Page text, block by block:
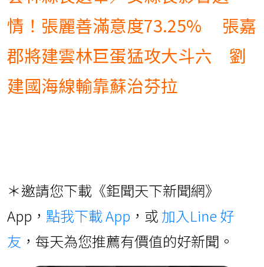
情！張麗善滿意度73.25% 張嘉
郡將建雲林巨蛋猛攻大斗六 劉
建國海線輸靠蘇治芬拉
＊邀請您下載《鉅聞天下新聞網》
App， 點我下載 App ，或 加入Line 好
友 ，每天為您推薦有價值的好新聞。